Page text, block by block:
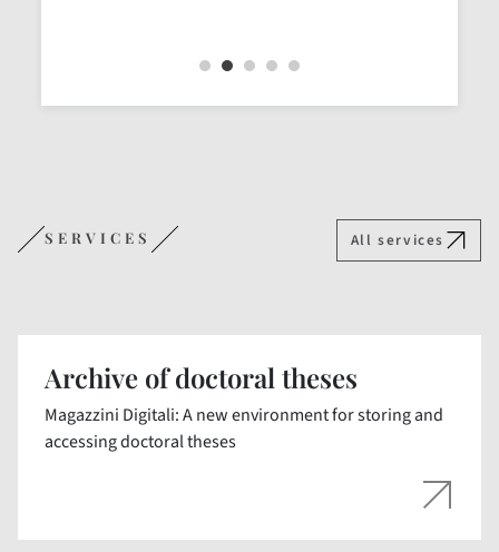
SERVICES All services
Archive of doctoral theses
Magazzini Digitali: A new environment for storing and
accessing doctoral theses